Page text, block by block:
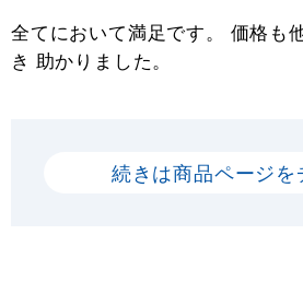
全てにおいて満足です。 価格も
き 助かりました。
続きは商品ページを